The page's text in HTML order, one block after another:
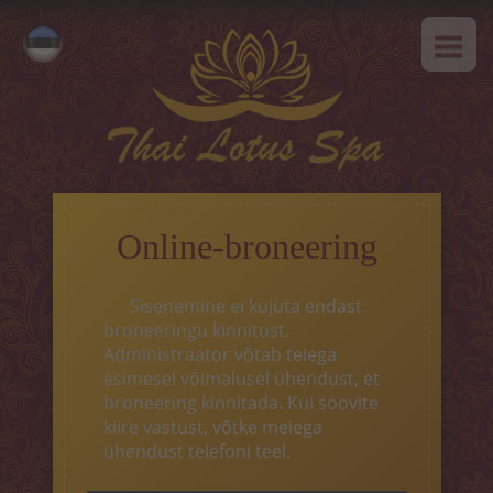
Русский
MEIST
Tai massaaz
Klassikaline massaaz
SPAa-programmid
Tai-programmid
Näohooldus
Online-broneering
Sisenemine ei kujuta endast
broneeringu kinnitust.
Administraator võtab teiega
esimesel võimalusel ühendust, et
broneering kinnitada. Kui soovite
kiire vastust, võtke meiega
ühendust telefoni teel.